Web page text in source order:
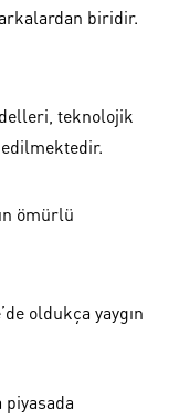
biridir.
teknolojik
ömürlü
oldukça yaygın
piyasada